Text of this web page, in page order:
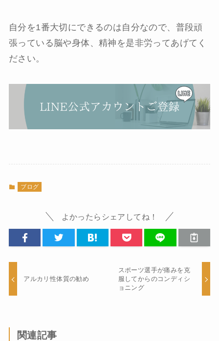
自分を1番大切にできるのは自分なので、普段頑
張っている脳や身体、精神を是非労ってあげてく
ださい。
ブログ
よかったらシェアしてね！
アルカリ性体質の勧め
スポーツ選手が痛みを克
服してからのコンディシ
ョニング
関連記事